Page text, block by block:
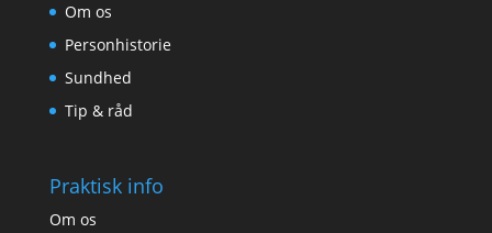
Om os
Personhistorie
Sundhed
Tip & råd
Praktisk info
Om os